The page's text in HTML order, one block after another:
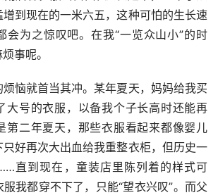
到现在的一米六五，这种可怕的生长速
会为之惊叹吧。在我“一览众山小”的时
事呢。
就首当其冲。某年夏天，妈妈给我买
大号的衣服，以备我个子长高时还能再
第二年夏天，那些衣服看起来都像婴儿
好再次大出血给我重整衣柜，但历史一
直到现在，童装店里陈列着的样式可
我都穿不下了，只能“望衣兴叹”。而父